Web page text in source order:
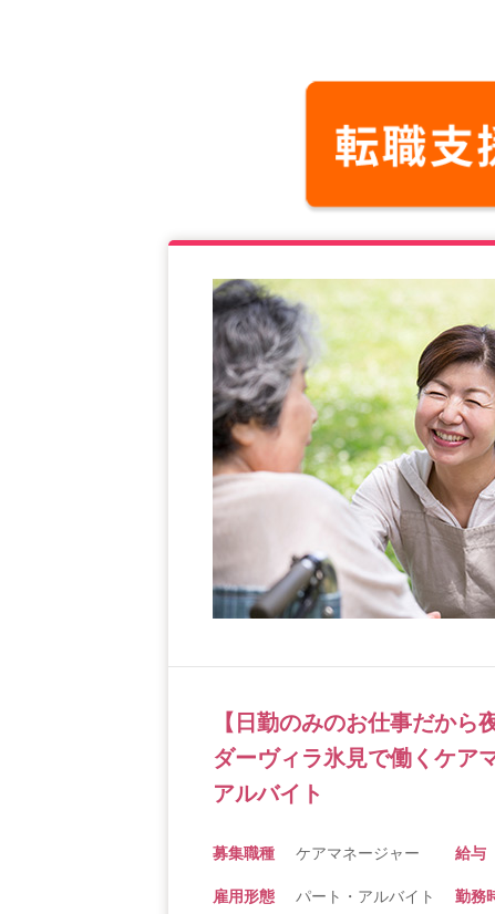
【日勤のみのお仕事だか
ダーヴィラ氷見で働くケア
アルバイト
募集職種 ケアマネージャー 給与
雇用形態 パート・アルバイト
勤務